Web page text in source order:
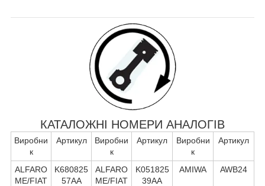
КАТАЛОЖНІ НОМЕРИ АНАЛОГІВ
Виробни
к
Артикул
Виробни
к
Артикул
Виробни
к
Артикул
ALFARO
ME/FIAT
K680825
57AA
ALFARO
ME/FIAT
K051825
39AA
AMIWA AWB24